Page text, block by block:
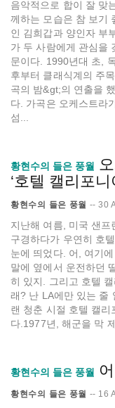
음악적으로 합이 잘 맞
께하는 모습은 참 보기
인 김희갑과 양인자 부
가 두 사람에게 관심을
문이다. 1990년대 초,
후부터 클래식계의 주
곡의 밤&gt;의 연출을
다. 가곡은 오케스트라
섬...
황현수의 들은 풍월
‘호텔 캘리포니
황현수의 들은 풍월 -- 30
지난해 여름, 미국 샌
구경하다가 우연히 호
눈에 띄었다. 어, 여기
말에 옆에서 운전하던
히 있지. 그리고 호텔
래? 난 LA에만 있는 줄
랜 청춘 시절 호텔 캘
다.1977년, 해군을 막
황현수의 들은 풍월
황현수의 들은 풍월 -- 16